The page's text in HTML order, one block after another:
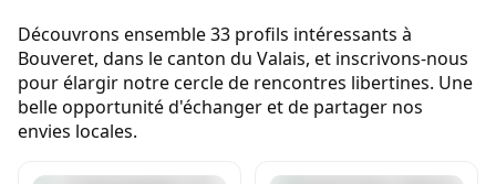
Découvrons ensemble 33 profils intéressants à
Bouveret, dans le canton du Valais, et inscrivons-nous
pour élargir notre cercle de rencontres libertines. Une
belle opportunité d'échanger et de partager nos
envies locales.